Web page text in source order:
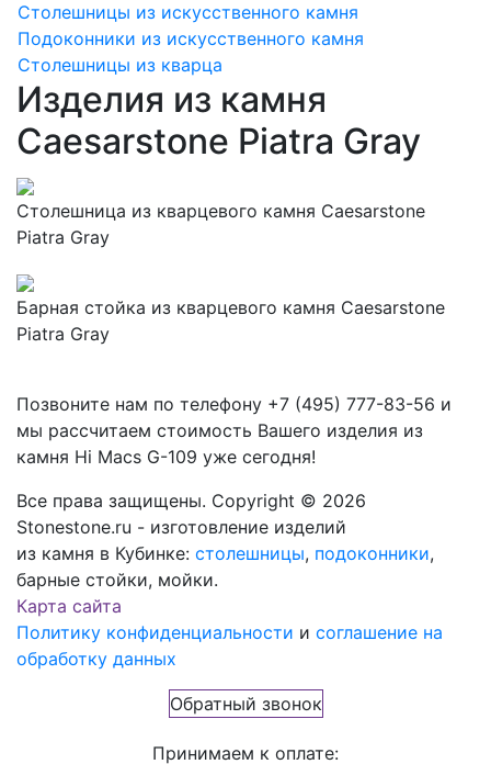
Столешницы из искусственного камня
Подоконники из искусственного камня
Столешницы из кварца
Изделия из камня
Caesarstone Piatra Gray
Столешница из кварцевого камня Caesarstone
Piatra Gray
Барная стойка из кварцевого камня Caesarstone
Piatra Gray
Позвоните нам по телефону +7 (495) 777-83-56 и
мы рассчитаем стоимость Вашего изделия из
камня Hi Macs G-109 уже сегодня!
Все права защищены. Copyright © 2026
Stonestone.ru - изготовление изделий
из камня в Кубинке: столешницы, подоконники,
барные стойки, мойки.
Карта сайта
Политику конфиденциальности и соглашение на
обработку данных
Обратный звонок
Принимаем к оплате: